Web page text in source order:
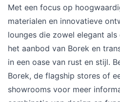
Overig
Deals
Flagship stores
Contact
3D modellen
Support
Met een focus op
materialen en innovatieve
lounges die zowel elegant
het aanbod van Borek en
in een oase van rust en stijl.
Borek, de flagship stores of
showrooms voor meer